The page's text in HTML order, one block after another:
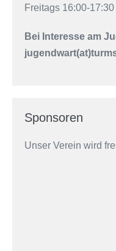
Freitags 16:00-17:30
Bei Interesse am
Sponsoren
Unser Verein wird